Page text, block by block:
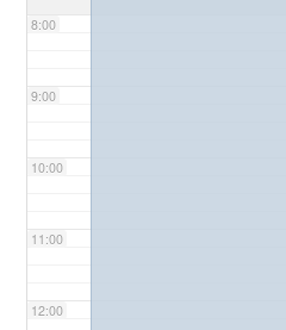
8:00
9:00
10:00
11:00
12:00